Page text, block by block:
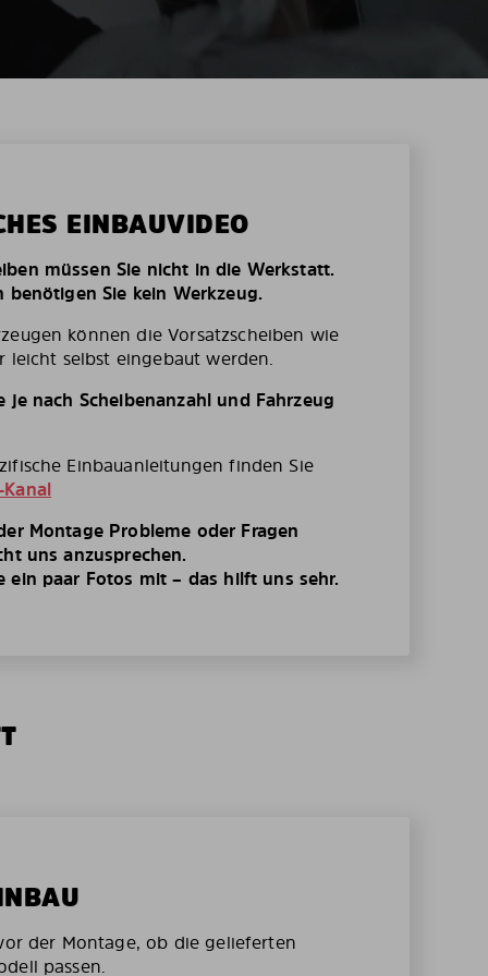
EINBAUVIDEO
müssen Sie nicht in die Werkstatt.
benötigen Sie kein Werkzeug.
können die Vorsatzscheiben wie
leicht selbst eingebaut werden.
je nach Scheibenanzahl und Fahrzeug
Einbauanleitungen finden Sie
Kanal
Montage Probleme oder Fragen
uns anzusprechen.
ein paar Fotos mit – das hilft uns sehr.
der Montage, ob die gelieferten
passen.